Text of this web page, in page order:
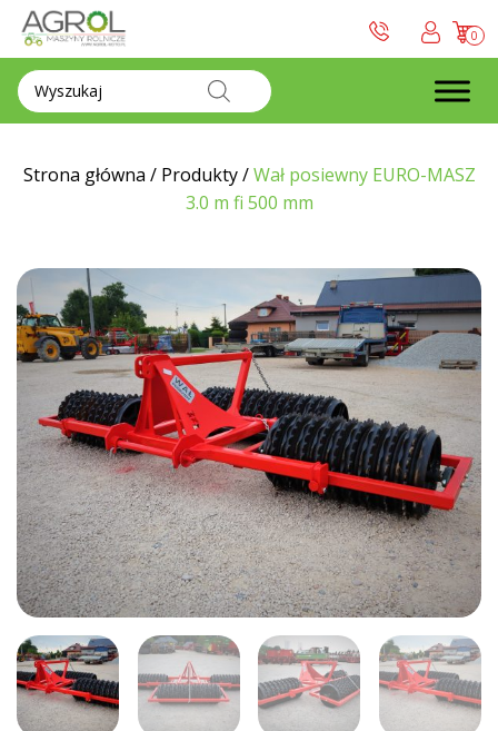
0
Wyszukiwarka
produktów
Strona główna / Produkty/Wał posiewny EURO-MASZ
3.0 m fi 500 mm